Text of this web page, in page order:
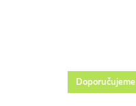
Doporučujeme